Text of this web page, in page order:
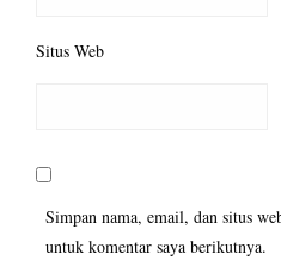
Situs Web
Simpan nama, email, dan situs
untuk komentar saya berikutnya.